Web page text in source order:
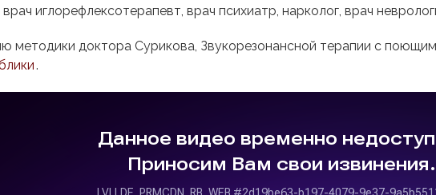
иглорефлексотерапевт, врач психиатр, нарколог, врач
методики доктора Сурикова, Звукорезонансной терапии с
.